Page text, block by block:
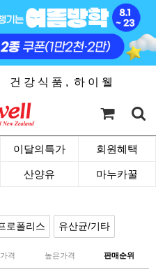
건 강 식 품 , 하 이 웰
이달의특가 회원혜택
산양유 마누카꿀
로폴리스 유산균/기타
격 높은가격 판매순위